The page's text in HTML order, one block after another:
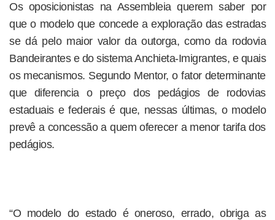
Os oposicionistas na Assembleia querem saber por
que o modelo que concede a exploração das estradas
se dá pelo maior valor da outorga, como da rodovia
Bandeirantes e do sistema Anchieta-Imigrantes, e quais
os mecanismos. Segundo Mentor, o fator determinante
que diferencia o preço dos pedágios de rodovias
estaduais e federais é que, nessas últimas, o modelo
prevê a concessão a quem oferecer a menor tarifa dos
pedágios.
“O modelo do estado é oneroso, errado, obriga as